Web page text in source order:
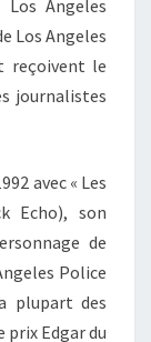
Angeles
Los Angeles
reçoivent le
journalistes
avec « Les
Echo), son
de
Police
plupart des
Edgar du